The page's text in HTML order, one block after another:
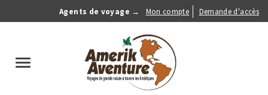
Agents de voyage →
Anonymous
Menu
Mon compte Demande d'accès
Toggle